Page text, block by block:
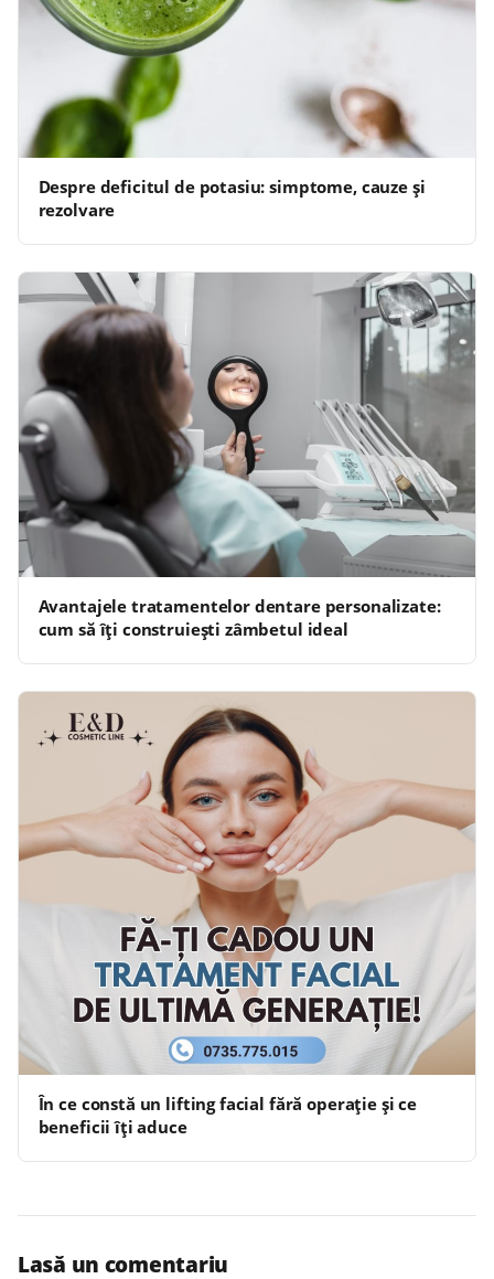
Despre deficitul de potasiu: simptome, cauze și
rezolvare
Avantajele tratamentelor dentare personalizate:
cum să îți construiești zâmbetul ideal
În ce constă un lifting facial fără operație și ce
beneficii îți aduce
Lasă un comentariu